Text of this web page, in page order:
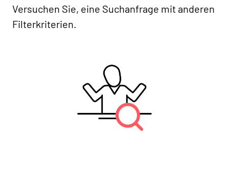
Versuchen Sie, eine Suchanfrage mit anderen
Filterkriterien.